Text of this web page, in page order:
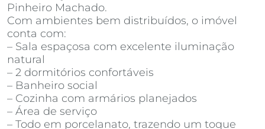
Pinheiro Machado.
Com ambientes bem distribuídos, o imóvel
conta com:
– Sala espaçosa com excelente iluminação
natural
– 2 dormitórios confortáveis
– Banheiro social
– Cozinha com armários planejados
– Área de serviço
– Todo em porcelanato, trazendo um toque